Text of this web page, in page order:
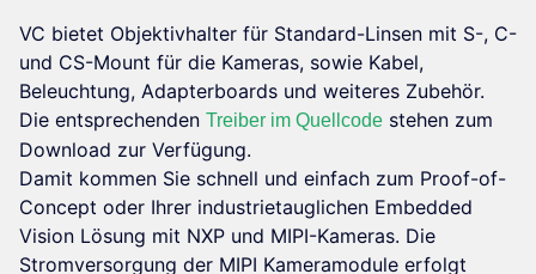
VC bietet Objektivhalter für Standard-Linsen mit S-, C-
und CS-Mount für die Kameras, sowie Kabel,
Beleuchtung, Adapterboards und weiteres Zubehör.
Die entsprechenden Treiber im Quellcode stehen zum
Download zur Verfügung.
Damit kommen Sie schnell und einfach zum Proof-of-
Concept oder Ihrer industrietauglichen Embedded
Vision Lösung mit NXP und MIPI-Kameras. Die
Stromversorgung der MIPI Kameramodule erfolgt